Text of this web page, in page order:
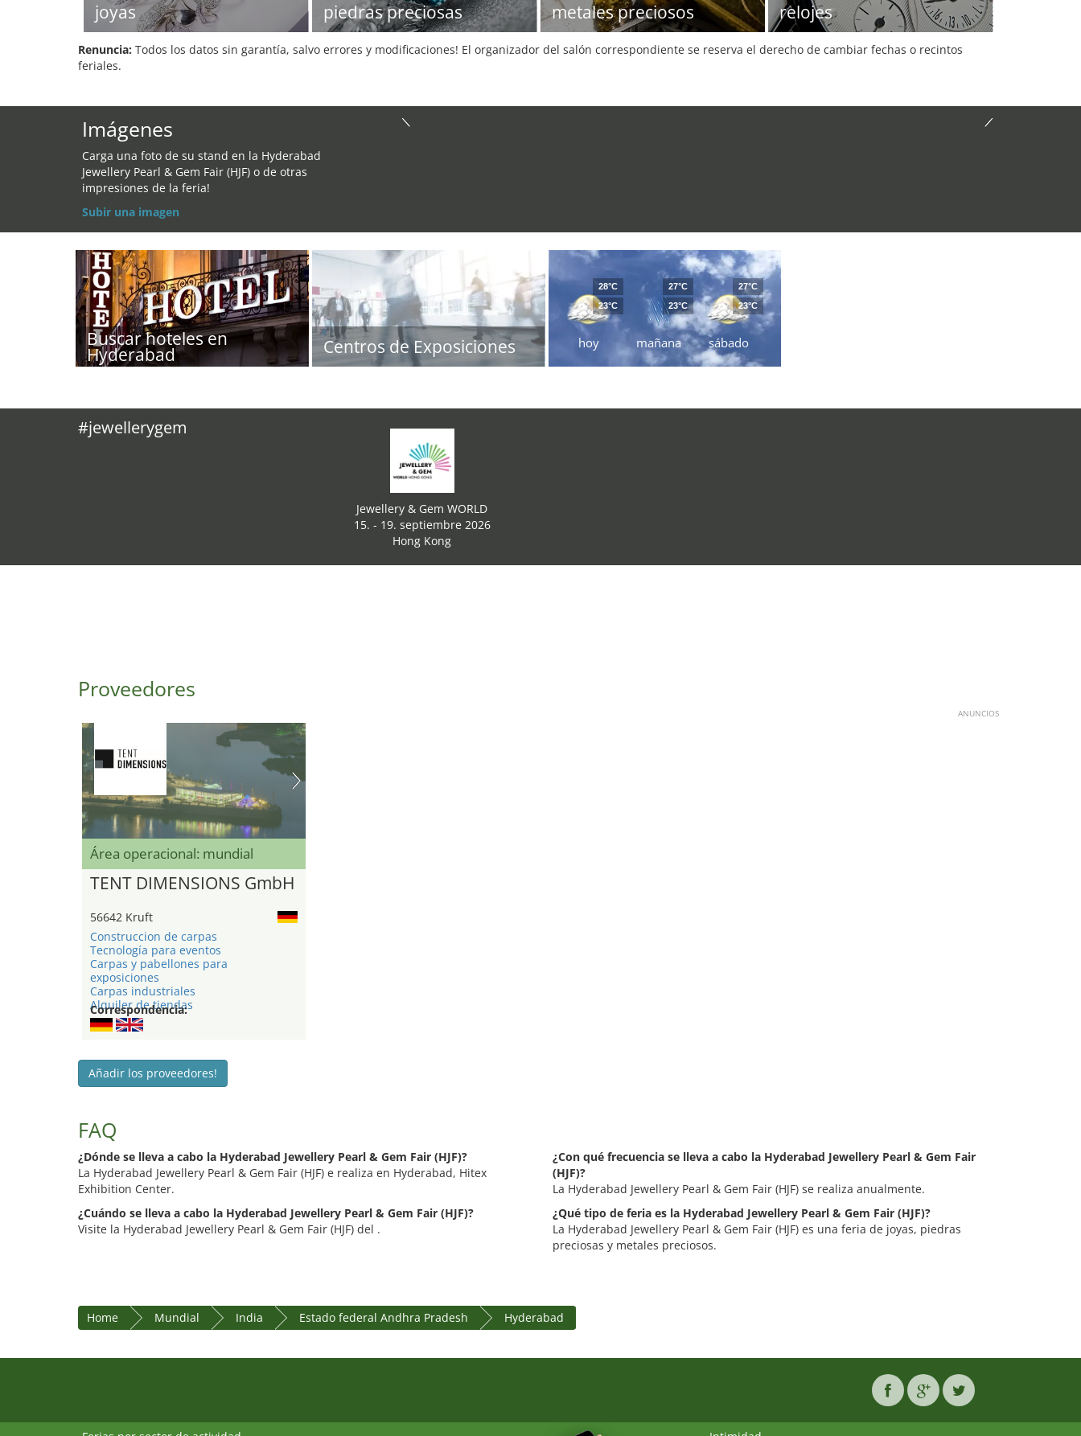
joyas piedras preciosas metales preciosos relojes
Renuncia: Todos los datos sin garantía, salvo errores y modificaciones! El organizador del salón correspondiente se reserva el derecho de cambiar fechas o recintos
feriales.
Imágenes
Carga una foto de su stand en la Hyderabad
Jewellery Pearl & Gem Fair (HJF) o de otras
impresiones de la feria!
Subir una imagen
Buscar hoteles en
Hyderabad Centros de Exposiciones hoy
28°C
23°C
mañana
27°C
23°C
sábado
27°C
23°C
#jewellerygem
Jewellery & Gem WORLD
15. - 19. septiembre 2026
Hong Kong
Proveedores
ANUNCIOS
Área operacional: mundial
TENT DIMENSIONS GmbH
56642 Kruft
Construccion de carpas
Tecnología para eventos
Carpas y pabellones para
exposiciones
Carpas industriales
Alquiler de tiendas
Correspondencia:
Añadir los proveedores!
FAQ
¿Dónde se lleva a cabo la Hyderabad Jewellery Pearl & Gem Fair (HJF)?
La Hyderabad Jewellery Pearl & Gem Fair (HJF) e realiza en Hyderabad, Hitex
Exhibition Center.
¿Cuándo se lleva a cabo la Hyderabad Jewellery Pearl & Gem Fair (HJF)?
Visite la Hyderabad Jewellery Pearl & Gem Fair (HJF) del .
¿Con qué frecuencia se lleva a cabo la Hyderabad Jewellery Pearl & Gem Fair
(HJF)?
La Hyderabad Jewellery Pearl & Gem Fair (HJF) se realiza anualmente.
¿Qué tipo de feria es la Hyderabad Jewellery Pearl & Gem Fair (HJF)?
La Hyderabad Jewellery Pearl & Gem Fair (HJF) es una feria de joyas, piedras
preciosas y metales preciosos.
Home Mundial India Estado federal Andhra Pradesh Hyderabad